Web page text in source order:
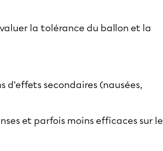
la tolérance du ballon et la
d’effets secondaires (nausées,
et parfois moins efficaces sur le